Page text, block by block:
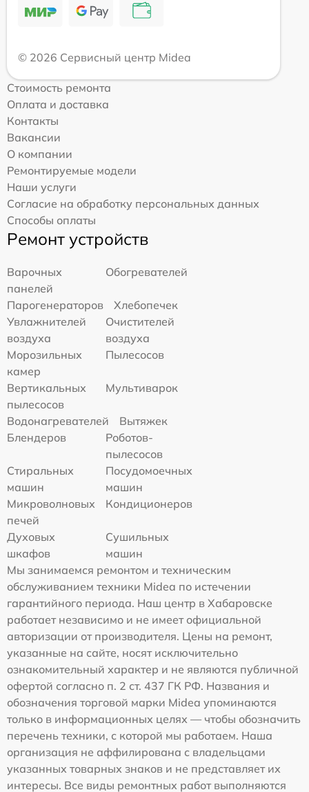
© 2026 Сервисный центр Midea
Стоимость ремонта
Оплата и доставка
Контакты
Вакансии
О компании
Ремонтируемые модели
Наши услуги
Согласие на обработку персональных данных
Способы оплаты
Ремонт устройств
Варочных
панелей
Обогревателей
Парогенераторов
Хлебопечек
Увлажнителей
воздуха
Очистителей
воздуха
Морозильных
камер
Пылесосов
Вертикальных
пылесосов
Мультиварок
Водонагревателей
Вытяжек
Блендеров
Роботов-
пылесосов
Стиральных
машин
Посудомоечных
машин
Микроволновых
печей
Кондиционеров
Духовых
шкафов
Сушильных
машин
Мы занимаемся ремонтом и техническим
обслуживанием техники Midea по истечении
гарантийного периода. Наш центр в Хабаровске
работает независимо и не имеет официальной
авторизации от производителя. Цены на ремонт,
указанные на сайте, носят исключительно
ознакомительный характер и не являются публичной
офертой согласно п. 2 ст. 437 ГК РФ. Названия и
обозначения торговой марки Midea упоминаются
только в информационных целях — чтобы обозначить
перечень техники, с которой мы работаем. Наша
организация не аффилирована с владельцами
указанных товарных знаков и не представляет их
интересы. Все виды ремонтных работ выполняются